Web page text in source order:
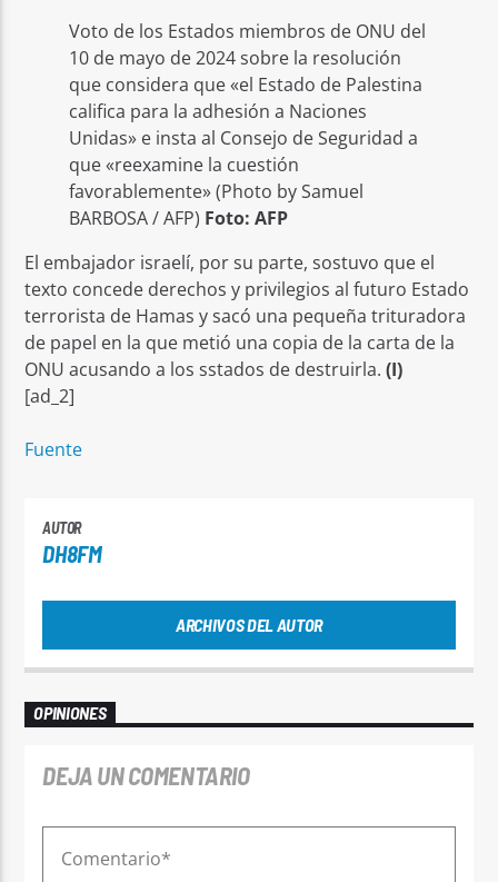
Voto de los Estados miembros de ONU del
10 de mayo de 2024 sobre la resolución
que considera que «el Estado de Palestina
califica para la adhesión a Naciones
Unidas» e insta al Consejo de Seguridad a
que «reexamine la cuestión
favorablemente» (Photo by Samuel
BARBOSA / AFP) Foto: AFP
El embajador israelí, por su parte, sostuvo que el
texto concede derechos y privilegios al futuro Estado
terrorista de Hamas y sacó una pequeña trituradora
de papel en la que metió una copia de la carta de la
ONU acusando a los sstados de destruirla.(I)
[ad_2]
Fuente
AUTOR
DH8FM
ARCHIVOS DEL AUTOR
OPINIONES
DEJA UN COMENTARIO